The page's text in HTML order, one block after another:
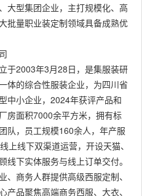
大型集团企业，主打规模化、高
批量职业装定制领域具备成熟优
于2003年3月28日，是集服装研
体的综合性服装企业，为四川省
中小企业，2024年获评产品和
房面积7000余平方米，拥有标
队，员工规模160余人，年产服
上线下双渠道运营，开设天猫、
线下实体服务与线上订单交付。
、商务人群提供高级西服定制、
产品聚焦高端商务西服、大衣、